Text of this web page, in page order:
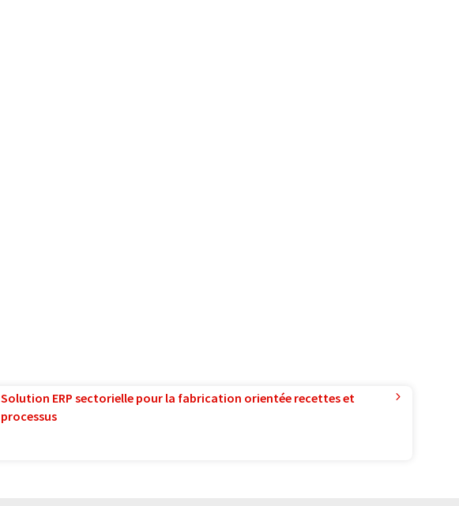
Solution ERP sectorielle pour la fabrication orientée recettes et
processus